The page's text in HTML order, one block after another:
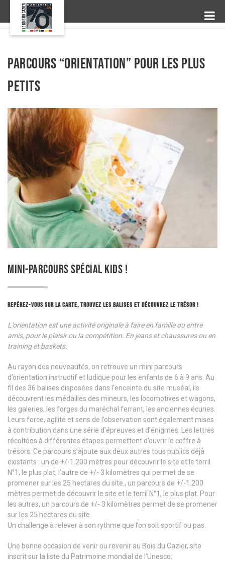
Parcours “orientation” pour les plus
petits
MINI-PARCOURS SPÉCIAL KIDS !
REPÉREZ-VOUS SUR LA CARTE, TROUVEZ LES BALISES ET DÉCOUVREZ LE TRÉSOR !
L’orientation est une activité originale à faire en famille ou entre
amis, pour le plaisir ou la compétition. En jeans et chaussures ou en
training et baskets.
Au rayon des nouveautés, on retrouve un mini parcours
d’orientation instructif et ludique pour les enfants de 6 à 9 ans. Au
fil des 36 balises disposées dans l’enceinte du site muséal, ils
découvrent les médailles des mineurs, les locomotives et wagons,
les galeries, les forges du maréchal ferrant, les anciennes écuries.
Leurs force, agilité et sens de l’observation sont également mises
à contribution dans une série d’épreuves et d’énigmes. Les lettres
récoltées à différentes étapes permettent d’ouvrir le coffre à
trésors. Ce parcours s’ajoute aux deux autres tous publics déjà
existants : un de +/-1.200 mètres pour découvrir le site et le terril
N°1, le plus plat, l’autre de +/- 3 kilomètres qui permet de se
promener sur les 25 hectares du site., un parcours de +/-1.200
mètres permet de découvrir le site et le terril N°1, le plus plat. Pour
les autres, un parcours de +/- 3 kilomètres permet de se promener
sur les 25 hectares du site.
Un challenge à relever à son rythme que l’on soit sportif ou pas.
Une bonne occasion de venir ou revenir au Bois du Cazier, site
inscrit sur la liste du Patrimoine mondial de l’Unesco.